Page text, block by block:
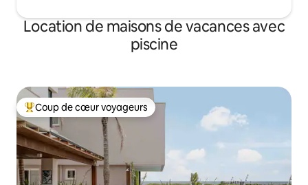
Location de maisons de vacances avec
piscine
Coups de cœur voyageurs les plus appréciés
Coup de cœur voyageurs